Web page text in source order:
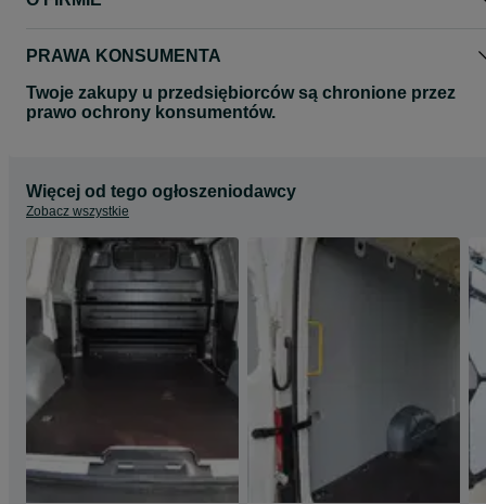
Zapraszamy na nasze pozostałe aukcje gdzie znajda Państwo
PRAWA KONSUMENTA
Twoje zakupy u przedsiębiorców są chronione przez
prawo ochrony konsumentów.
Więcej od tego ogłoszeniodawcy
Zobacz wszystkie